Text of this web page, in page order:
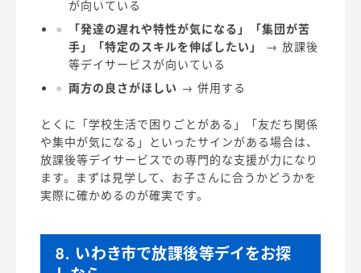
が向いている
「発達の遅れや特性が気になる」「集団が苦
手」「特定のスキルを伸ばしたい」
→ 放課後
等デイサービスが向いている
両方の良さがほしい → 併用する
とくに「学校生活で困りごとがある」「友だち関係
や集中が気になる」といったサインがある場合は、
放課後等デイサービスでの専門的な支援が力になり
ます。まずは見学して、お子さんに合うかどうかを
実際に確かめるのが確実です。
8. いわき市で放課後等デイをお探